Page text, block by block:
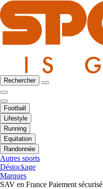
Rechercher
Football
Lifestyle
Running
Equitation
Randonnée
Autres sports
Déstockage
Marques
SAV en France Paiement sécurisé